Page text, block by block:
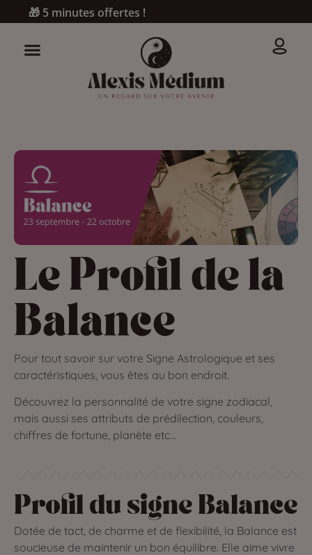
🎁 5 minutes offertes !
Le Profil de la
Balance
Pour tout savoir sur votre Signe Astrologique et ses
caractéristiques, vous êtes au bon endroit.
Découvrez la personnalité de votre signe zodiacal,
mais aussi ses attributs de prédilection, couleurs,
chiffres de fortune, planète etc…
Profil du signe Balance
Dotée de tact, de charme et de flexibilité, la Balance est
soucieuse de maintenir un bon équilibre. Elle aime vivre